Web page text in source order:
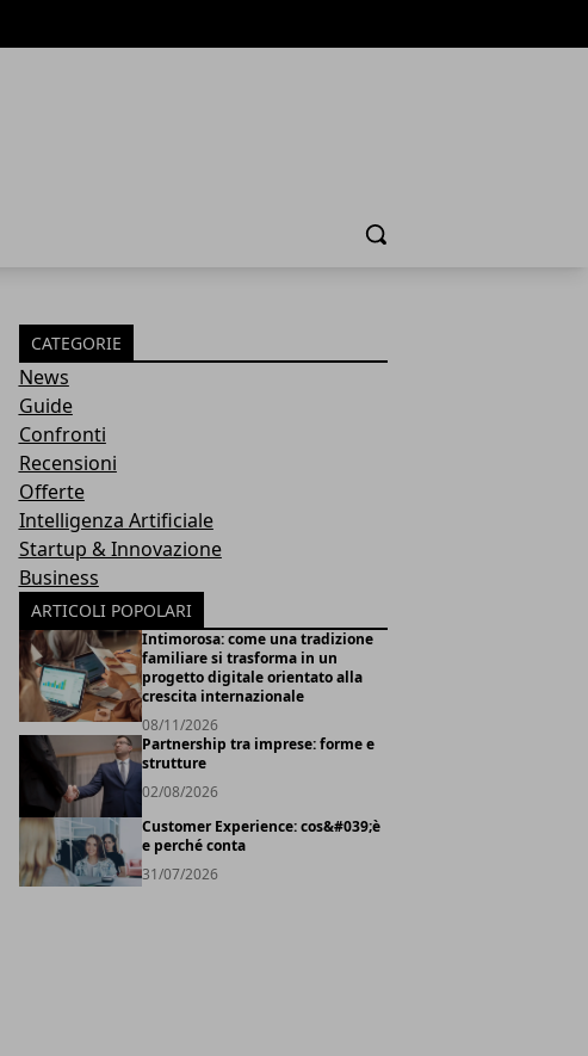
Cerca
CATEGORIE
News
Guide
Confronti
Recensioni
Offerte
Intelligenza Artificiale
Startup & Innovazione
Business
ARTICOLI POPOLARI
Intimorosa: come una tradizione
familiare si trasforma in un
progetto digitale orientato alla
crescita internazionale
08/11/2026
Partnership tra imprese: forme e
strutture
02/08/2026
Customer Experience: cos&#039;è
e perché conta
31/07/2026